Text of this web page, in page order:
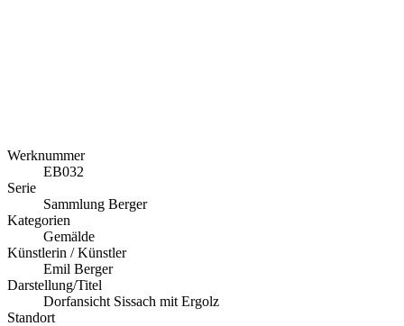
Werknummer
EB032
Serie
Sammlung Berger
Kategorien
Gemälde
Künstlerin / Künstler
Emil Berger
Darstellung/Titel
Dorfansicht Sissach mit Ergolz
Standort